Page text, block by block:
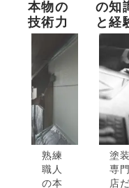
本物の
技術力
熟練
職人
の本
の知
と経
塗装
専門
店だ